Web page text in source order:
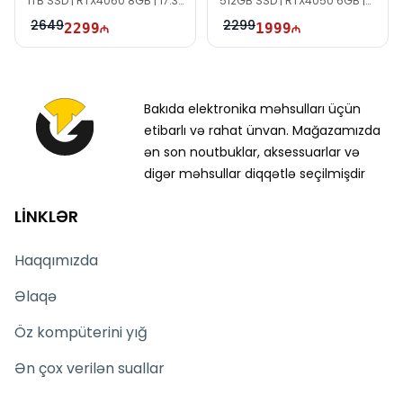
FHD | 144Hz
26492299
15.6″ FHD | 144Hz | Win11
22991999
Bakıda elektronika məhsulları üçün
etibarlı və rahat ünvan. Mağazamızda
ən son noutbuklar, aksessuarlar və
digər məhsullar diqqətlə seçilmişdir
LİNKLƏR
Haqqımızda
Əlaqə
Öz kompüterini yığ
Ən çox verilən suallar